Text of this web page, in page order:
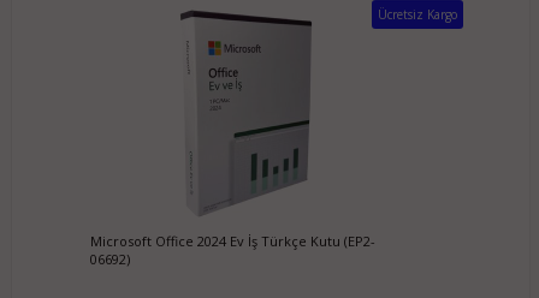
Ücretsiz Kargo
Microsoft Office 2024 Ev İş Türkçe Kutu (EP2-
06692)